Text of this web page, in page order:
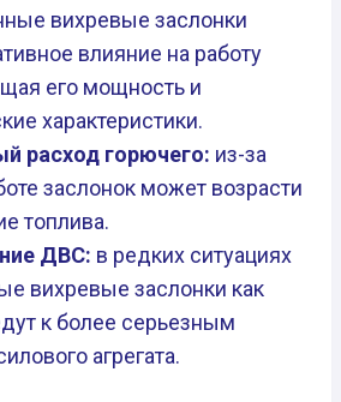
вихревые заслонки
влияние на работу
его мощность и
характеристики.
расход горючего: из-за
заслонок может возрасти
топлива.
ДВС: в редких ситуациях
вихревые заслонки как
к более серьезным
агрегата.